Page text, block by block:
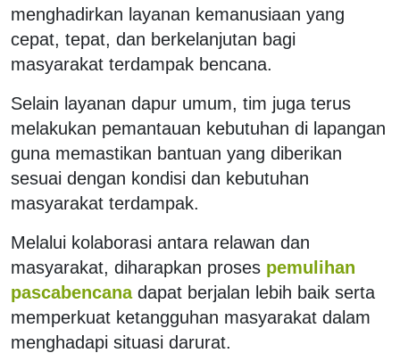
menghadirkan layanan kemanusiaan yang
cepat, tepat, dan berkelanjutan bagi
masyarakat terdampak bencana.
Selain layanan dapur umum, tim juga terus
melakukan pemantauan kebutuhan di lapangan
guna memastikan bantuan yang diberikan
sesuai dengan kondisi dan kebutuhan
masyarakat terdampak.
Melalui kolaborasi antara relawan dan
masyarakat, diharapkan proses pemulihan
pascabencana dapat berjalan lebih baik serta
memperkuat ketangguhan masyarakat dalam
menghadapi situasi darurat.